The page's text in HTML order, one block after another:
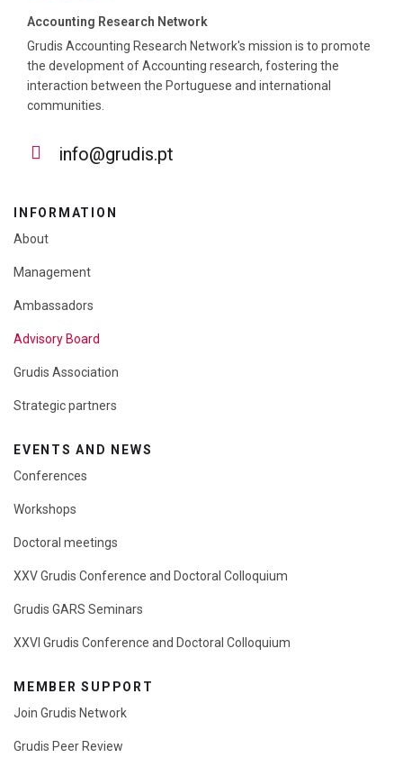
Accounting Research Network
Grudis Accounting Research Network's mission is to promote
the development of Accounting research, fostering the
interaction between the Portuguese and international
communities.
info@grudis.pt
INFORMATION
About
Management
Ambassadors
Advisory Board
Grudis Association
Strategic partners
EVENTS AND NEWS
Conferences
Workshops
Doctoral meetings
XXV Grudis Conference and Doctoral Colloquium
Grudis GARS Seminars
XXVI Grudis Conference and Doctoral Colloquium
MEMBER SUPPORT
Join Grudis Network
Grudis Peer Review